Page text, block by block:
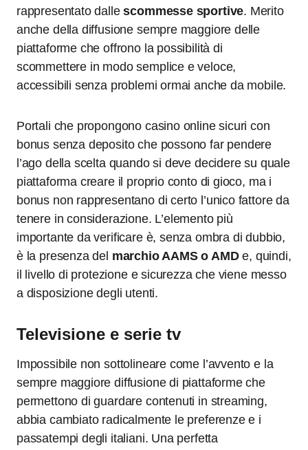
rappresentato dallescommesse sportive. Merito
anche della diffusione sempre maggiore delle
piattaforme che offrono la possibilità di
scommettere in modo semplice e veloce,
accessibili senza problemi ormai anche da mobile.
Portali che propongono casino online sicuri con
bonus senza deposito che possono far pendere
l’ago della scelta quando si deve decidere su quale
piattaforma creare il proprio conto di gioco, ma i
bonus non rappresentano di certo l’unico fattore da
tenere in considerazione. L’elemento più
importante da verificare è, senza ombra di dubbio,
è la presenza del marchio AAMS o AMDe, quindi,
il livello di protezione e sicurezza che viene messo
a disposizione degli utenti.
Televisione e serie tv
Impossibile non sottolineare come l’avvento e la
sempre maggiore diffusione di piattaforme che
permettono di guardare contenuti in streaming,
abbia cambiato radicalmente le preferenze e i
passatempi degli italiani. Una perfetta